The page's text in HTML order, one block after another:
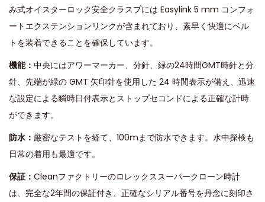
み式オイスターロック安全クラスプには Easylink 5 mm コンフォ
ートエクステンションリンクが含まれており、素早く快適にベル
トを装​​着できることを確保しています。
機能： 中央にはアワーマーカー、分針、緑の24時間GMT時針と分
針、先端が緑の GMT 矢印針を使用した 24 時間表示が備え、迅速
な設定による瞬時日付表示とストップセコンドによる正確な計時
ができます。
防水： 厳密なテストを経て、100mまで防水できます。水中探検も
日常の着用も最適です。
保証： Cleanファクトリーのロレックススーパークローン時計
は、完全な2年間の保証付き、正確なシリアル番号を丹念に刻印さ